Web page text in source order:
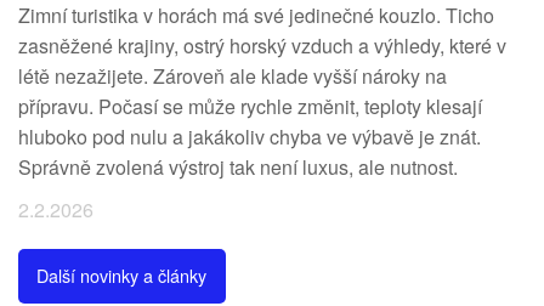
Zimní turistika v horách má své jedinečné kouzlo. Ticho
zasněžené krajiny, ostrý horský vzduch a výhledy, které v
létě nezažijete. Zároveň ale klade vyšší nároky na
přípravu. Počasí se může rychle změnit, teploty klesají
hluboko pod nulu a jakákoliv chyba ve výbavě je znát.
Správně zvolená výstroj tak není luxus, ale nutnost.
2.2.2026
Další novinky a články